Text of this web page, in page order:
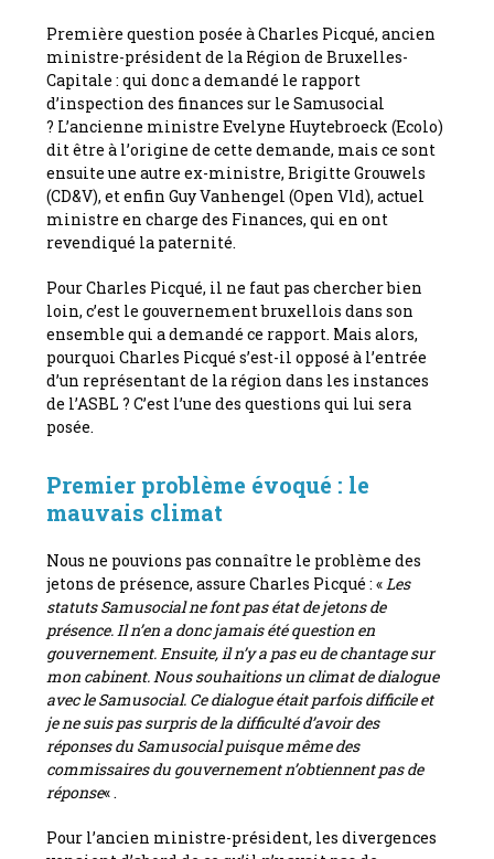
Première question posée à Charles Picqué, ancien
ministre-président de la Région de Bruxelles-
Capitale : qui donc a demandé le rapport
d’inspection des finances sur le Samusocial
? L’ancienne ministre Evelyne Huytebroeck (Ecolo)
dit être à l’origine de cette demande, mais ce sont
ensuite une autre ex-ministre, Brigitte Grouwels
(CD&V), et enfin Guy Vanhengel (Open Vld), actuel
ministre en charge des Finances, qui en ont
revendiqué la paternité.
Pour Charles Picqué, il ne faut pas chercher bien
loin, c’est le gouvernement bruxellois dans son
ensemble qui a demandé ce rapport. Mais alors,
pourquoi Charles Picqué s’est-il opposé à l’entrée
d’un représentant de la région dans les instances
de l’ASBL ? C’est l’une des questions qui lui sera
posée.
Premier problème évoqué : le
mauvais climat
Nous ne pouvions pas connaître le problème des
jetons de présence, assure Charles Picqué : «Les
statuts Samusocial ne font pas état de jetons de
présence. Il n’en a donc jamais été question en
gouvernement. Ensuite, il n’y a pas eu de chantage sur
mon cabinent. Nous souhaitions un climat de dialogue
avec le Samusocial. Ce dialogue était parfois difficile et
je ne suis pas surpris de la difficulté d’avoir des
réponses du Samusocial puisque même des
commissaires du gouvernement n’obtiennent pas de
réponse« .
Pour l’ancien ministre-président, les divergences